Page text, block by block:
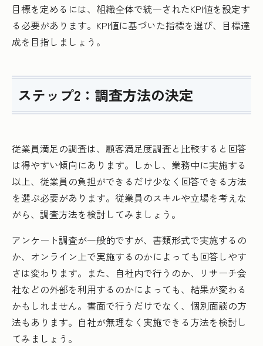
目標を定めるには、組織全体で統一されたKPI値を設定す
る必要があります。KPI値に基づいた指標を選び、目標達
成を目指しましょう。
ステップ2：調査方法の決定
従業員満足の調査は、顧客満足度調査と比較すると回答
は得やすい傾向にあります。しかし、業務中に実施する
以上、従業員の負担ができるだけ少なく回答できる方法
を選ぶ必要があります。従業員のスキルや立場を考えな
がら、調査方法を検討してみましょう。
アンケート調査が一般的ですが、書類形式で実施するの
か、オンライン上で実施するのかによっても回答しやす
さは変わります。また、自社内で行うのか、リサーチ会
社などの外部を利用するのかによっても、結果が変わる
かもしれません。書面で行うだけでなく、個別面談の方
法もあります。自社が無理なく実施できる方法を検討し
てみましょう。